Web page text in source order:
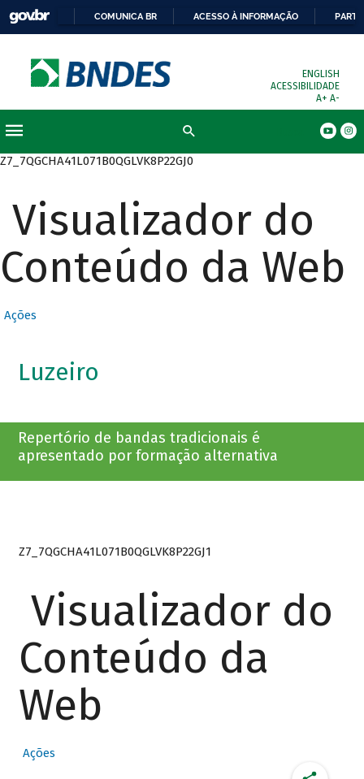
COMUNICA BR ACESSO À INFORMAÇÃO
ENGLISH
ACESSIBILIDADE
A+ A-
Z7_7QGCHA41L071B0QGLVK8P22GJ0
Visualizador do
Conteúdo da Web
Ações
Luzeiro
Repertório de bandas tradicionais é
apresentado por formação alternativa
Z7_7QGCHA41L071B0QGLVK8P22GJ1
Visualizador do
Conteúdo da
Web
Ações